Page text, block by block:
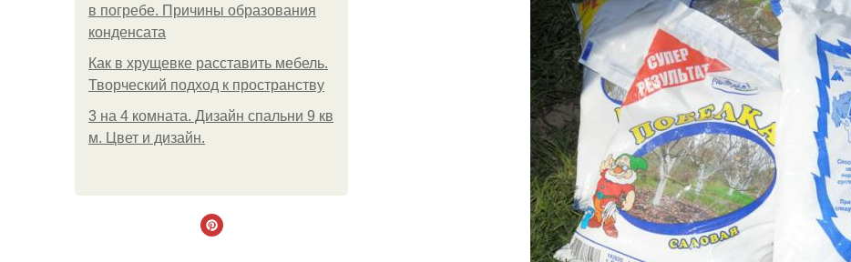
в погребе. Причины образования
конденсата
Как в хрущевке расставить мебель.
Творческий подход к пространству
3 на 4 комната. Дизайн спальни 9 кв
м. Цвет и дизайн.